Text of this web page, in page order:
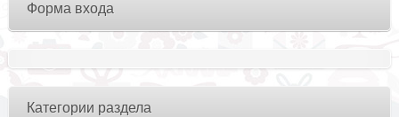
Форма входа
Категории раздела